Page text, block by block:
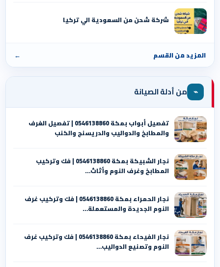
شركة شحن من السعودية الي تركيا
المزيد من القسم ←
⌁ من أدلة الصيانة
تفصيل أبواب بمكة 0546138860 | تفصيل الغرف
والمطابخ والدواليب والدريسنج والكنب
نجار الشبيكة بمكة 0546138860⁩ | فك وتركيب
المطابخ وغرف النوم وأثاث…
نجار الحمراء بمكة 0546138860⁩ | فك وتركيب غرف
النوم الجديدة والمستعملة…
نجار الفيحاء بمكة 0546138860⁩ | فك وتركيب غرف
النوم وتصنيع الدواليب…